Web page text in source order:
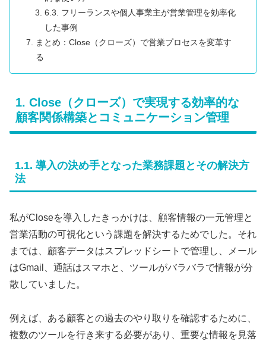
6.3. フリーランスや個人事業主が営業管理を効率化
した事例
まとめ：Close（クローズ）で営業プロセスを変革す
る
1. Close（クローズ）で実現する効率的な
顧客関係構築とコミュニケーション管理
1.1. 導入の決め手となった業務課題とその解決方
法
私がCloseを導入したきっかけは、顧客情報の一元管理と
営業活動の可視化という課題を解決するためでした。それ
までは、顧客データはスプレッドシートで管理し、メール
はGmail、通話はスマホと、ツールがバラバラで情報が分
散していました。
例えば、ある顧客との過去のやり取りを確認するために、
複数のツールを行き来する必要があり、重要な情報を見落